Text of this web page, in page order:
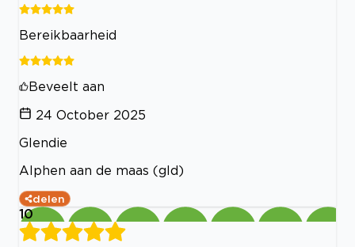
Bereikbaarheid
Beveelt aan
24 October 2025
Glendie
Alphen aan de maas (gld)
delen
10